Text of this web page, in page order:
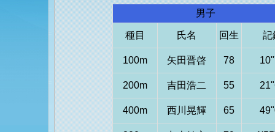
男子
種目 氏名 回生 記
100m 矢田晋啓 78
200m 吉田浩二 55
400m 西川晃輝 65